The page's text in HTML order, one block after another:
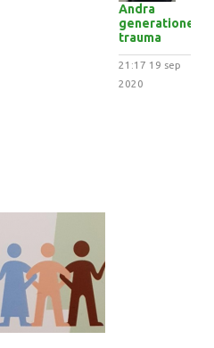
Andra
generationens
trauma
21:17 19 sep
2020